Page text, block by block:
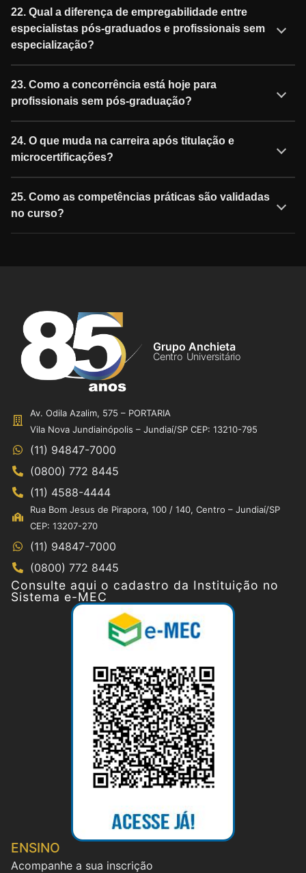
22. Qual a diferença de empregabilidade entre
especialistas pós-graduados e profissionais sem
especialização?
23. Como a concorrência está hoje para
profissionais sem pós-graduação?
24. O que muda na carreira após titulação e
microcertificações?
25. Como as competências práticas são validadas
no curso?
Grupo Anchieta
Centro Universitário
Av. Odila Azalim, 575 – PORTARIA
Vila Nova Jundiainópolis – Jundiaí/SP CEP: 13210-795
(11) 94847-7000
(0800) 772 8445
(11) 4588-4444
Rua Bom Jesus de Pirapora, 100 / 140, Centro – Jundiaí/SP
CEP: 13207-270
(11) 94847-7000
(0800) 772 8445
Consulte aqui o cadastro da Instituição no
Sistema e-MEC
ENSINO
Acompanhe a sua inscrição